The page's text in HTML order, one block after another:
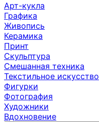
Арт-кукла
Графика
Живопись
Керамика
Принт
Скульптура
Смешанная техника
Текстильное искусство
Фигурки
Фотография
Художники
Вдохновение